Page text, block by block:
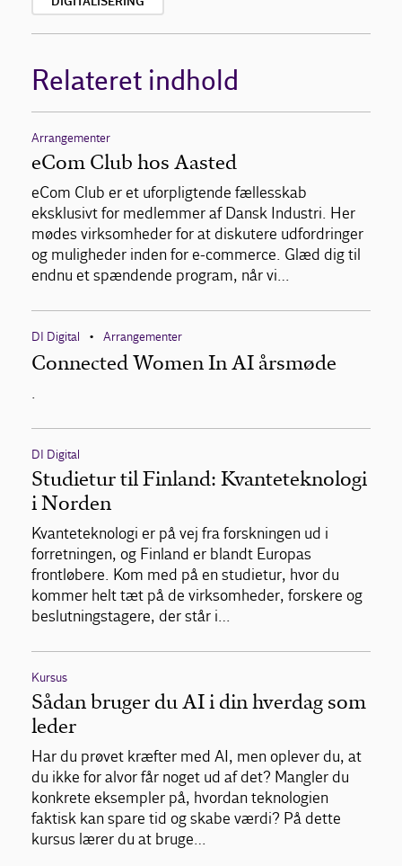
Relateret indhold
Arrangementer
eCom Club hos Aasted
eCom Club er et uforpligtende fællesskab
eksklusivt for medlemmer af Dansk Industri. Her
mødes virksomheder for at diskutere udfordringer
og muligheder inden for e-commerce. Glæd dig til
endnu et spændende program, når vi…
DI Digital • Arrangementer
Connected Women In AI årsmøde
.
DI Digital
Studietur til Finland: Kvanteteknologi
i Norden
Kvanteteknologi er på vej fra forskningen ud i
forretningen, og Finland er blandt Europas
frontløbere. Kom med på en studietur, hvor du
kommer helt tæt på de virksomheder, forskere og
beslutningstagere, der står i…
Kursus
Sådan bruger du AI i din hverdag som
leder
Har du prøvet kræfter med AI, men oplever du, at
du ikke for alvor får noget ud af det? Mangler du
konkrete eksempler på, hvordan teknologien
faktisk kan spare tid og skabe værdi? På dette
kursus lærer du at bruge…